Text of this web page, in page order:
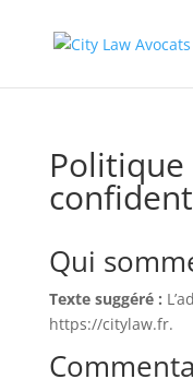
Politique
Qui
Texte suggéré :
https://citylaw.fr.